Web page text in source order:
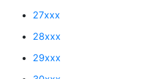
27xxx
28xxx
29xxx